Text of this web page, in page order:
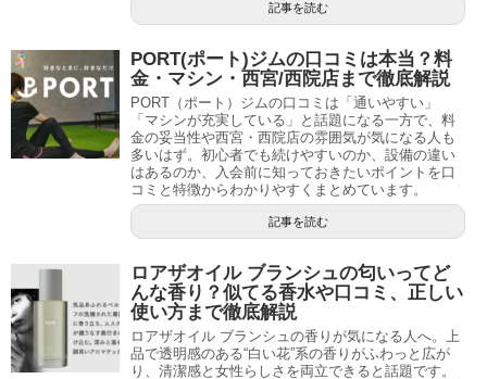
記事を読む
PORT(ポート)ジムの口コミは本当？料
金・マシン・西宮/西院店まで徹底解説
PORT（ポート）ジムの口コミは「通いやすい」
「マシンが充実している」と話題になる一方で、料
金の妥当性や西宮・西院店の雰囲気が気になる人も
多いはず。初心者でも続けやすいのか、設備の違い
はあるのか、入会前に知っておきたいポイントを口
コミと特徴からわかりやすくまとめています。
記事を読む
ロアザオイル ブランシュの匂いってど
んな香り？似てる香水や口コミ、正しい
使い方まで徹底解説
ロアザオイル ブランシュの香りが気になる人へ。上
品で透明感のある“白い花”系の香りがふわっと広が
り、清潔感と女性らしさを両立できると話題です。